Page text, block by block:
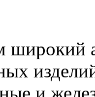
широкий